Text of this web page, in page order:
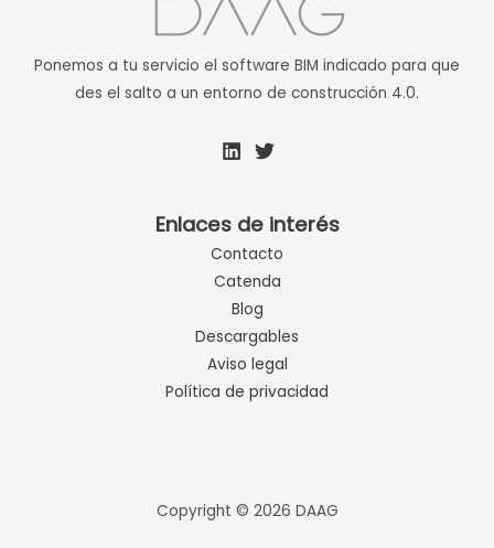
Ponemos a tu servicio el software BIM indicado para que
des el salto a un entorno de construcción 4.0.
Enlaces de interés
Contacto
Catenda
Blog
Descargables
Aviso legal
Política de privacidad
Copyright © 2026 DAAG